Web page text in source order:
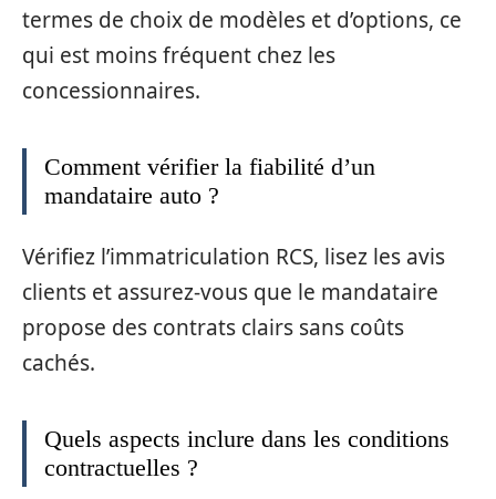
termes de choix de modèles et d’options, ce
qui est moins fréquent chez les
concessionnaires.
Comment vérifier la fiabilité d’un
mandataire auto ?
Vérifiez l’immatriculation RCS, lisez les avis
clients et assurez-vous que le mandataire
propose des contrats clairs sans coûts
cachés.
Quels aspects inclure dans les conditions
contractuelles ?